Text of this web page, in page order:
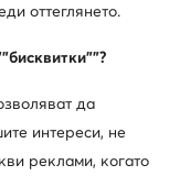
цена
€
цена
142,99 €
оттеглянето.
да
интереси, не
реклами, когато